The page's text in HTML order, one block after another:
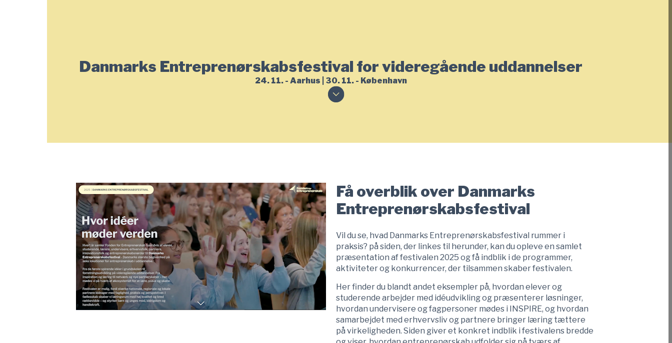
Danmarks Entreprenørskabsfestival for videregående uddannelser
24. 11. - Aarhus | 30. 11. - København
Få overblik over Danmarks
Entreprenørskabsfestival
Vil du se, hvad Danmarks Entreprenørskabsfestival rummer i
praksis? på siden, der linkes til herunder, kan du opleve en samlet
præsentation af festivalen 2025 og få indblik i de programmer,
aktiviteter og konkurrencer, der tilsammen skaber festivalen.
Her finder du blandt andet eksempler på, hvordan elever og
studerende arbejder med idéudvikling og præsenterer løsninger,
hvordan undervisere og fagpersoner mødes i INSPIRE, og hvordan
samarbejdet med erhvervsliv og partnere bringer læring tættere
på virkeligheden. Siden giver et konkret indblik i festivalens bredde